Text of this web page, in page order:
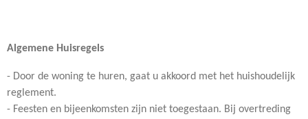
Algemene Huisregels
- Door de woning te huren, gaat u akkoord met het huishoudelijk
reglement.
- Feesten en bijeenkomsten zijn niet toegestaan. Bij overtreding